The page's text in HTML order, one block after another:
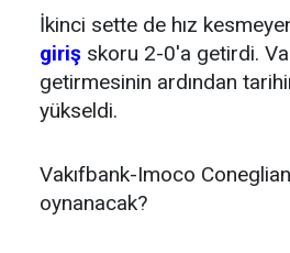
İkinci sette de hız
giriş skoru 2-0'a getirdi.
getirmesinin ardından
yükseldi.
Vakıfbank-Imoco
oynanacak?